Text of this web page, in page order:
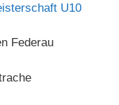
U10
Federau